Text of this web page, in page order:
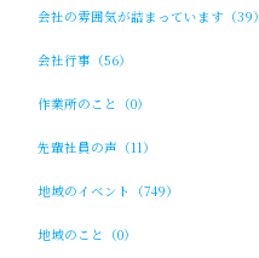
会社の雰囲気が詰まっています（39）
会社行事（56）
作業所のこと（0）
先輩社員の声（11）
地域のイベント（749）
地域のこと（0）